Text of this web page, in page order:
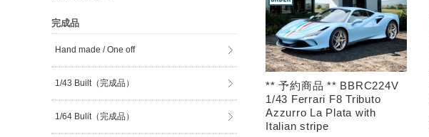
** 予約商品 ** BBRC224V
1/43 Ferrari F8 Tributo
Azzurro La Plata with
Italian stripe
完成品
Hand made / One off
1/43 Built（完成品）
1/64 Bulit（完成品）